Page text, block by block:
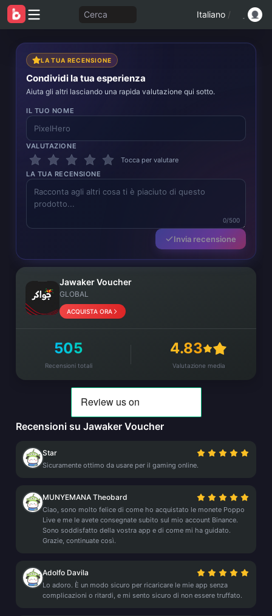
Cerca Italiano /
LA TUA RECENSIONE
Condividi la tua esperienza
Aiuta gli altri lasciando una rapida valutazione qui sotto.
IL TUO NOME
VALUTAZIONE
Tocca per valutare
LA TUA RECENSIONE
0/500
Invia recensione
Jawaker Voucher
GLOBAL
ACQUISTA ORA
505
Recensioni totali
4.83
Valutazione media
Recensioni su Jawaker Voucher
Star
Sicuramente ottimo da usare per il gaming online.
MUNYEMANA Theobard
Ciao, sono molto felice di come ho acquistato le monete Poppo
Live e me le avete consegnate subito sul mio account Binance.
Sono soddisfatto della vostra app e di come mi ha guidato.
Grazie, continuate così.
Adolfo Davila
Lo adoro. È un modo sicuro per ricaricare le mie app senza
complicazioni o ritardi, e mi sento sicuro di non essere truffato.